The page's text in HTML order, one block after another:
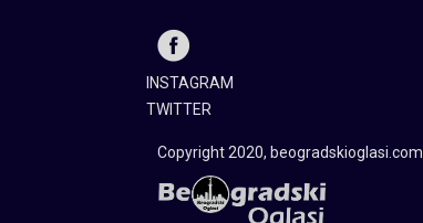
INSTAGRAM
TWITTER
Copyright 2020, beogradskioglasi.com